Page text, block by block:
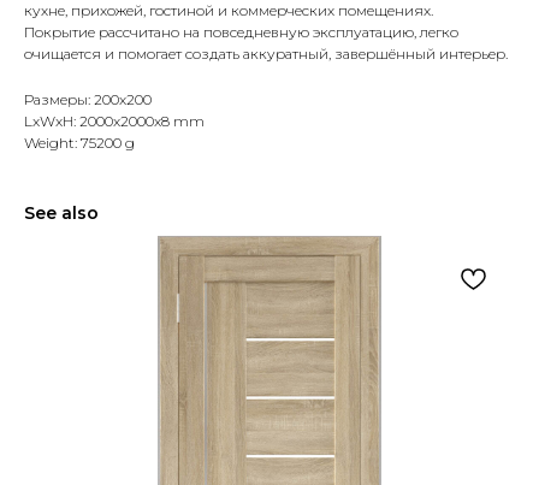
кухне, прихожей, гостиной и коммерческих помещениях.
Покрытие рассчитано на повседневную эксплуатацию, легко
очищается и помогает создать аккуратный, завершённый интерьер.
Размеры: 200x200
LxWxH: 2000x2000x8 mm
Weight: 75200 g
See also